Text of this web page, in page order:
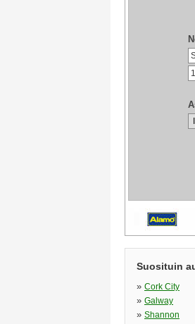
Suosituin
» Cork City
» Galway
» Shannon